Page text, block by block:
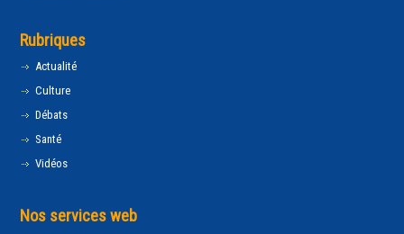
Rubriques
Actualité
Culture
Débats
Santé
Vidéos
Nos services web